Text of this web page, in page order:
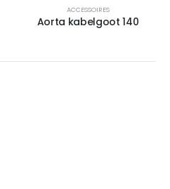
ACCESSOIRES
Aorta kabelgoot 140